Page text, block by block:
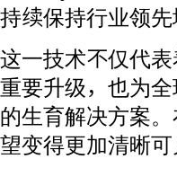
持续保持行业领先
这一技术不仅代
重要升级，也为
的生育解决方案
望变得更加清晰可